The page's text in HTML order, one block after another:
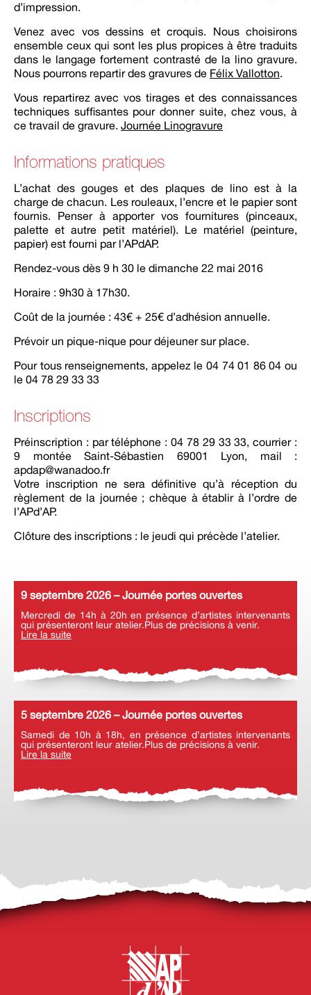
d’impression.
Venez avec vos dessins et croquis. Nous choisirons
ensemble ceux qui sont les plus propices à être traduits
dans le langage fortement contrasté de la lino gravure.
Nous pourrons repartir des gravures de Félix Vallotton.
Vous repartirez avec vos tirages et des connaissances
techniques suffisantes pour donner suite, chez vous, à
ce travail de gravure. Journée Linogravure
Informations pratiques
L’achat des gouges et des plaques de lino est à la
charge de chacun. Les rouleaux, l’encre et le papier sont
fournis. Penser à apporter vos fournitures (pinceaux,
palette et autre petit matériel). Le matériel (peinture,
papier) est fourni par l’APdAP.
Rendez-vous dès 9 h 30 le dimanche 22 mai 2016
Horaire : 9h30 à 17h30.
Coût de la journée : 43€ + 25€ d’adhésion annuelle.
Prévoir un pique-nique pour déjeuner sur place.
Pour tous renseignements, appelez le 04 74 01 86 04 ou
le 04 78 29 33 33
Inscriptions
Préinscription : par téléphone : 04 78 29 33 33, courrier :
9 montée Saint-Sébastien 69001 Lyon, mail :
apdap@wanadoo.fr
Votre inscription ne sera définitive qu’à réception du
règlement de la journée ; chèque à établir à l’ordre de
l’APd’AP.
Clôture des inscriptions : le jeudi qui précède l’atelier.
9 septembre 2026 – Journée portes ouvertes
Mercredi de 14h à 20h en présence d’artistes intervenants
qui présenteront leur atelier.Plus de précisions à venir.
Lire la suite
5 septembre 2026 – Journée portes ouvertes
Samedi de 10h à 18h, en présence d’artistes intervenants
qui présenteront leur atelier.Plus de précisions à venir.
Lire la suite